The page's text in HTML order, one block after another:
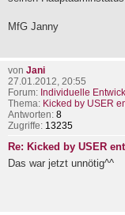
MfG Janny
von Jani
27.01.2012, 20:55
Forum: Individuelle
Thema: Kicked by USER
Antworten: 8
Zugriffe: 13235
Re: Kicked by USER
Das war jetzt unnötig^^